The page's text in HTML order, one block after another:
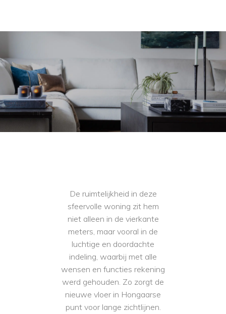
De ruimtelijkheid in deze
sfeervolle woning zit hem
niet alleen in de vierkante
meters, maar vooral in de
luchtige en doordachte
indeling, waarbij met alle
wensen en functies rekening
werd gehouden. Zo zorgt de
nieuwe vloer in Hongaarse
punt voor lange zichtlijnen.